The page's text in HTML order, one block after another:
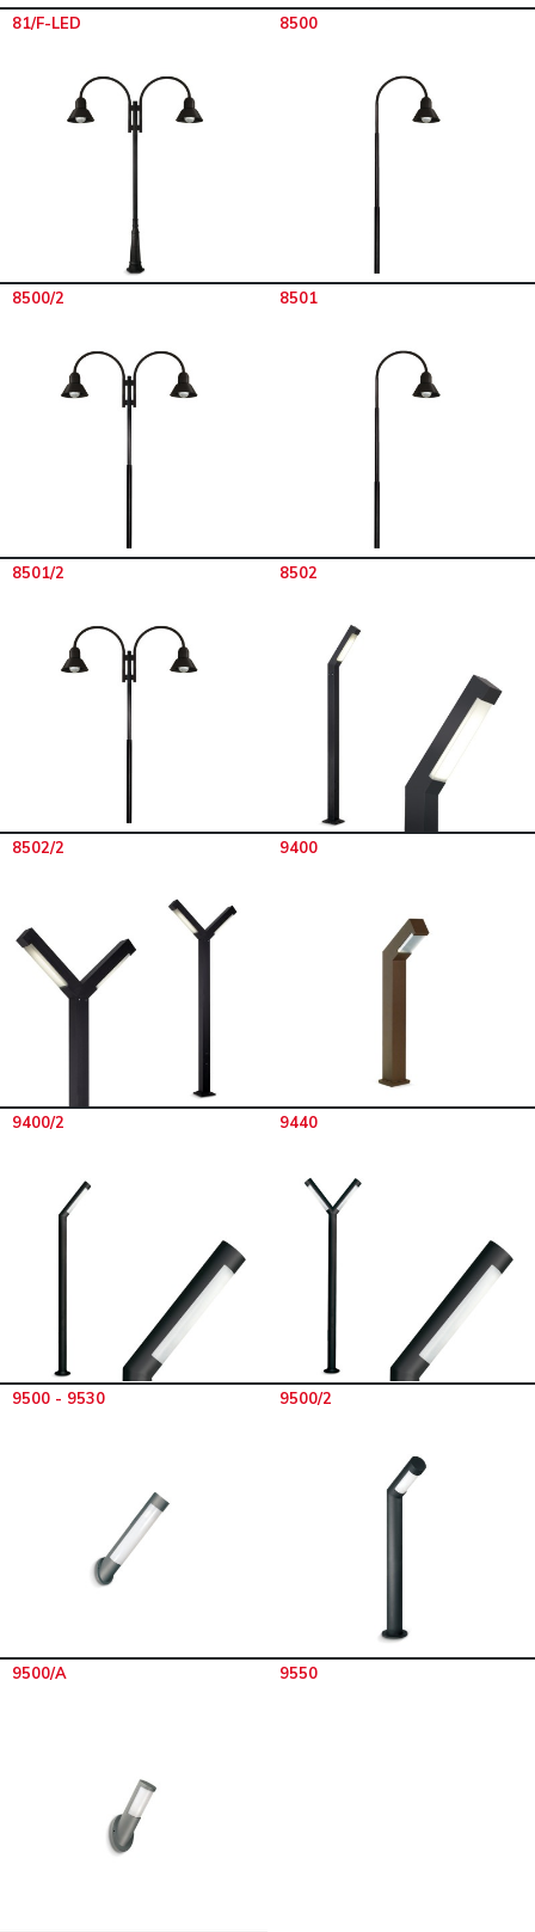
81/F-LED 8500
8500/2 8501
8501/2 8502
8502/2 9400
9400/2 9440
9500 - 9530 9500/2
9500/A 9550